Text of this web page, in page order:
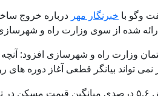
وگو با خبرنگار مهر درباره خروج
ارائه شده از سوی وزارت راه و
وزارت راه و شهرسازی افزود:
نمی تواند بیانگر قطعی آغاز دوره
وی با اشاره به افزایش ۵.۶ درصدی